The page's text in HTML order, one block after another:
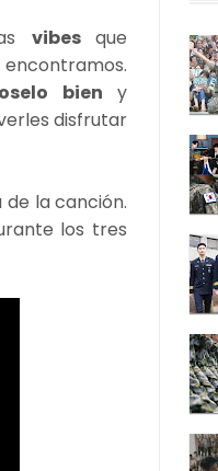
vibesque
bien y
disfrutar
la canción.
los tres